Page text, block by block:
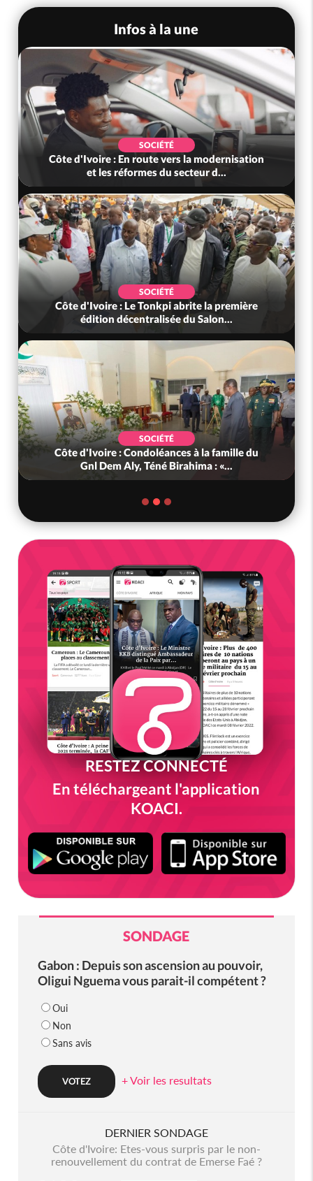
Infos à la une
SOCIÉTÉ
Côte d'Ivoire : En route vers la modernisation
et les réformes du secteur d...
SOCIÉTÉ
Côte d'Ivoire : Le Tonkpi abrite la première
édition décentralisée du Salon...
SOCIÉTÉ
Côte d'Ivoire : Condoléances à la famille du
Gnl Dem Aly, Téné Birahima : «...
RESTEZ CONNECTÉ
En téléchargeant l'application
KOACI.
SONDAGE
Gabon : Depuis son ascension au pouvoir,
Oligui Nguema vous parait-il compétent ?
Oui
Non
Sans avis
+ Voir les resultats
DERNIER SONDAGE
Côte d'Ivoire: Etes-vous surpris par le non-
renouvellement du contrat de Emerse Faé ?